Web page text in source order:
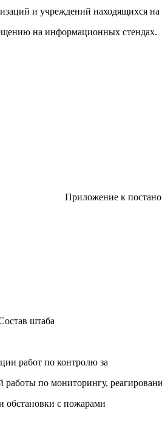
и учреждений находящихся
на информационных стендах.
штаба
работ по контролю за
работы по мониторингу,
обстановки с пожарами